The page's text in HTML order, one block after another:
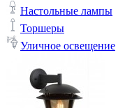
Настольные лампы
Торшеры
Уличное освещение